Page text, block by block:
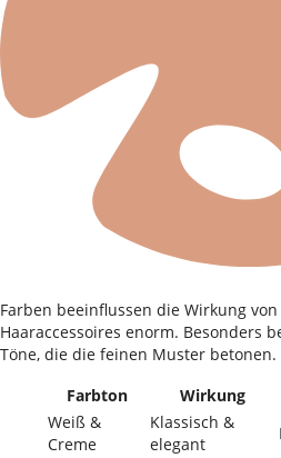
Farben beeinflussen die Wirkung
Haaraccessoires enorm. Besonders
Töne, die die feinen Muster betonen.
Farbton
Wirkung
Weiß &
Creme
Klassisch &
elegant